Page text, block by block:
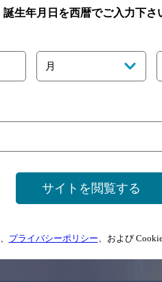
ご意見・ご感想
誕生年月日を西暦でご入力下さ
月
サイトを閲覧する
、 プライバシーポリシー、および